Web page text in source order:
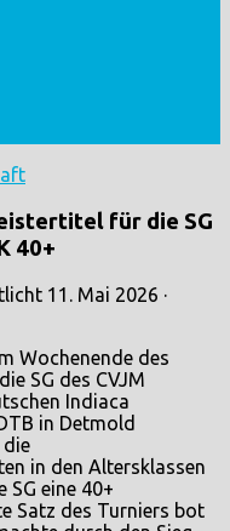
für die SG
40+
11. Mai 2026 ·
Wochenende des
SG des CVJM
Indiaca
in Detmold
die
in den Altersklassen
SG eine 40+
Satz des Turniers bot